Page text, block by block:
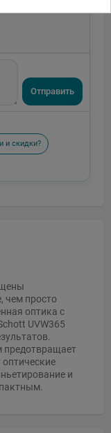
Отправить
и скидки?
чем просто
оптика с
UVW365
предотвращает
и